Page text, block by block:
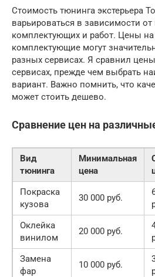
Стоимость тюнинга экстерьера
варьироваться в зависимости
комплектующих и работ. Цены
комплектующие могут
разных сервисах. Я сравнил
сервисах, прежде чем выбрать
вариант. Важно помнить, что
может стоить дешево.
Сравнение цен на
Вид
тюнинга
Минимальная
цена
Покраска
кузова
30 000 руб.
Оклейка
винилом
20 000 руб.
Замена
фар
10 000 руб.